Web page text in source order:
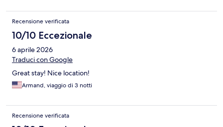
Recensione verificata
10/10 Eccezionale
6 aprile 2026
Traduci con Google
Great stay! Nice location!
Armand, viaggio di 3 notti
Recensione verificata